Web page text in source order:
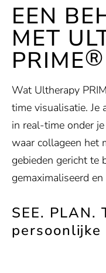
EEN
MET
PRIME®
Wat Ultherapy
time visualisatie. Je
in real-time onder
waar collageen het
gebieden gericht te
gemaximaliseerd
SEE. PLAN.
persoonlijke